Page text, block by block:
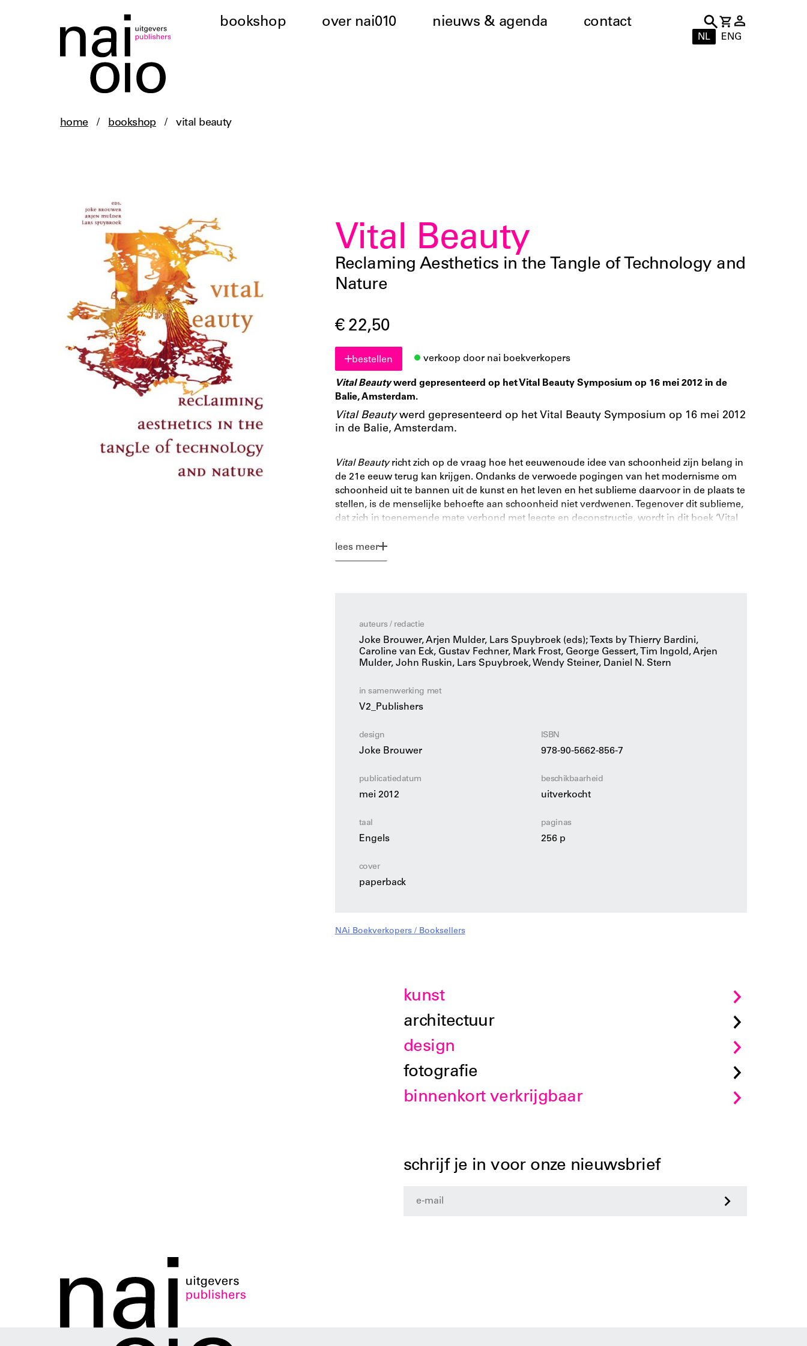
bookshop over nai010 nieuws & agenda contact
NL ENG
home / bookshop / vital beauty
Vital Beauty
Reclaming Aesthetics in the Tangle of Technology and
Nature
€ 22,50
bestellen verkoop door nai boekverkopers
Vital Beautywerd gepresenteerd op het Vital Beauty Symposium op 16 mei 2012 in de
Balie, Amsterdam.
Vital Beautywerd gepresenteerd op het Vital Beauty Symposium op 16 mei 2012
in de Balie, Amsterdam.
Vital Beautyricht zich op de vraag hoe het eeuwenoude idee van schoonheid zijn belang in
de 21e eeuw terug kan krijgen. Ondanks de verwoede pogingen van het modernisme om
schoonheid uit te bannen uit de kunst en het leven en het sublieme daarvoor in de plaats te
stellen, is de menselijke behoefte aan schoonheid niet verdwenen. Tegenover dit sublieme,
dat zich in toenemende mate verbond met leegte en deconstructie, wordt in dit boek ‘Vital
theoreticus John Ruskin. Die beschrijft een schoonheid gebaseerd op sympathie en
affiniteit tussen dingen en levensvormen. Wat is de betekenis van deze ‘vitale schoonheid’
lees meer
auteurs / redactie
Joke Brouwer, Arjen Mulder, Lars Spuybroek (eds); Texts by Thierry Bardini,
Caroline van Eck, Gustav Fechner, Mark Frost, George Gessert, Tim Ingold, Arjen
Mulder, John Ruskin, Lars Spuybroek, Wendy Steiner, Daniel N. Stern
in samenwerking met
V2_Publishers
design
Joke Brouwer
ISBN
978-90-5662-856-7
publicatiedatum
mei 2012
beschikbaarheid
uitverkocht
taal
Engels
paginas
256 p
cover
paperback
NAi Boekverkopers / Booksellers
kunst
architectuur
design
fotografie
binnenkort verkrijgbaar
schrijf je in voor onze nieuwsbrief